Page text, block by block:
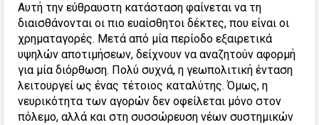
Αυτή την εύθραυστη κατάσταση φαίνεται να τη
διαισθάνονται οι πιο ευαίσθητοι δέκτες, που είναι οι
χρηματαγορές. Μετά από μία περίοδο εξαιρετικά
υψηλών αποτιμήσεων, δείχνουν να αναζητούν αφορμή
για μία διόρθωση. Πολύ συχνά, η γεωπολιτική ένταση
λειτουργεί ως ένας τέτοιος καταλύτης. Όμως, η
νευρικότητα των αγορών δεν οφείλεται μόνο στον
πόλεμο, αλλά και στη συσσώρευση νέων συστημικών